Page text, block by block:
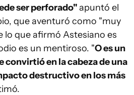
ser perforado"apuntó el
que aventuró como "muy
lo que afirmó Astesiano es
es un mentiroso. "O es un
convirtió en la cabeza de una
destructivo en los más